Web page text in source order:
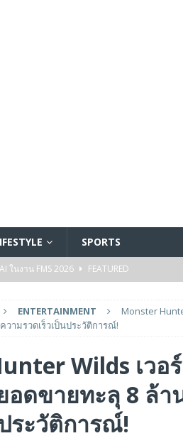
SPORTS
ในงาน FMS 2026
FEATURED
ษัท 2.1 พันล้านดอลลาร์สหรัฐ เพื่อขยายโครงสร้
แรกปีงบประมาณ 2027 ที่ทำสถิติสูงสุด โดยมีกำไ
วยรายได้ที่พุ่งสูงขึ้นถึง 21.9 พันล้านเดอร์แฮม แ
ENTERTAINMENT
Monster
ามรวดเร็วเป็นประวัติการณ์!
Wilds เวอ
อดขายทะลุ 8 ล้
ระวัติการณ์!